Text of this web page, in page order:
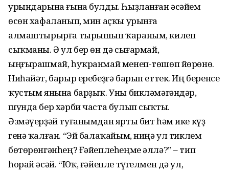
урындарына ғына булды. Һыҙланған әсәйем
өсөн хафаланып, мин аҫҡы урынға
алмаштырырға тырышып ҡараным, килеп
сыҡманы. Ә ул бер өн дә сығармай,
ыңғырашмай, һуҡранмай менеп-төшөп йөрөнө.
Ниһайәт, барыр еребеҙгә барып еттек. Иң беренсе
ҡустым янына барҙыҡ. Уны бикләмәгәндәр,
шунда бер хәрби часта булып сыҡты.
Әзмәүерҙәй туғанымдан ярты бит һәм ике күҙ
генә ҡалған. “Эй балаҡайым, ниңә ул тиклем
бөтөрөнгәнһең? Ғәйеплеһеңме әллә?” – тип
һорай әсәй. “Юҡ, ғәйепле түгел­мен дә ул,